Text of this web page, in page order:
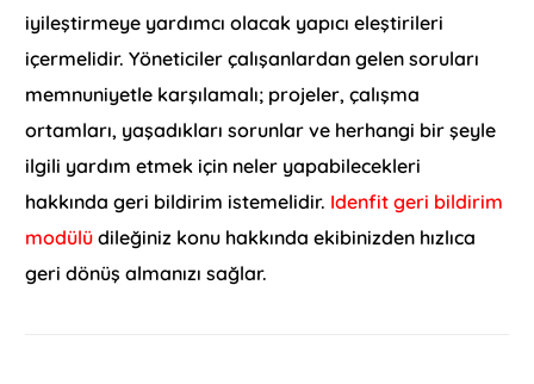
iyileştirmeye yardımcı olacak yapıcı eleştirileri
içermelidir. Yöneticiler çalışanlardan gelen soruları
memnuniyetle karşılamalı; projeler, çalışma
ortamları, yaşadıkları sorunlar ve herhangi bir şeyle
ilgili yardım etmek için neler yapabilecekleri
hakkında geri bildirim istemelidir. Idenfit geri bildirim
modülü dileğiniz konu hakkında ekibinizden hızlıca
geri dönüş almanızı sağlar.